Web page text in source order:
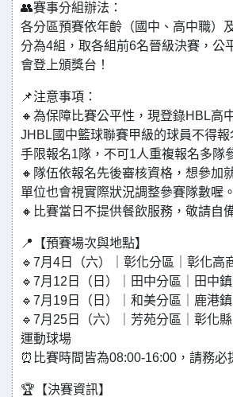
👥賽事分組辦法：
各分區預賽依年齡（國中、高中職）
分為4組，取各組前6名晉級決賽，公
會登上頒獎台！
📌注意事項：
🔸為保障比賽公平性，現登錄HBL高
JHBL國中籃球聯賽甲級的球員不得
手限報名1隊，不可1人重複報名多隊
🔸隊伍依報名先後審核資格，想參加
單位也會視實際狀況調整參賽隊數喔。
🔸比賽當日不提供餐飲服務，敬請自
📍【預賽場次與地點】
🔹7月4日（六）｜彰化分區｜彰化高
🔹7月12日（日）｜田中分區｜田中
🔹7月19日（日）｜和美分區｜鹿港
🔹7月25日（六）｜芳苑分區｜彰化
運動球場
⏰比賽時間皆為08:00-16:00，請務必
🏆【決賽資訊】